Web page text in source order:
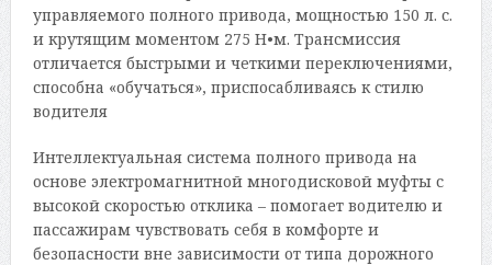
управляемого полного привода, мощностью 150 л. с.
и крутящим моментом 275 Н•м. Трансмиссия
отличается быстрыми и четкими переключениями,
способна «обучаться», приспосабливаясь к стилю
водителя
Интеллектуальная система полного привода на
основе электромагнитной многодисковой муфты с
высокой скоростью отклика – помогает водителю и
пассажирам чувствовать себя в комфорте и
безопасности вне зависимости от типа дорожного